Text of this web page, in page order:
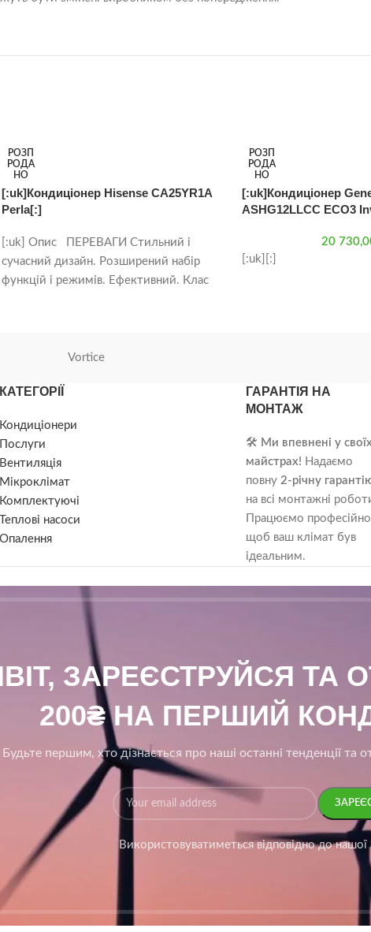
РОЗП
РОДА
НО
[:uk]Кондиціонер Hisense CA25YR1A
Perla[:]
[:uk] Опис ПЕРЕВАГИ Стильний і
сучасний дизайн. Розширений набір
функцій і режимів. Ефективний. Клас
РОЗП
РОДА
НО
[:uk]Кондиціонер
ASHG12LLCC ECO3
20
[:uk][:]
Vortice
КАТЕГОРІЇ
Кондиціонери
Послуги
Вентиляція
Мікроклімат
Комплектуючі
Теплові насоси
Опалення
ГАРАНТІЯ НА
МОНТАЖ
🛠️ Ми впевнені у
майстрах! Надаємо
повну 2-річну
на всі монтажні
Працюємо
щоб ваш клімат був
ідеальним.
ЗАРЕЄСТРУЙСЯ ТА
200₴ НА ПЕРШИЙ
Будьте першим, хто дізнається про наші останні тенденції та
Використовуватиметься відповідно до нашої